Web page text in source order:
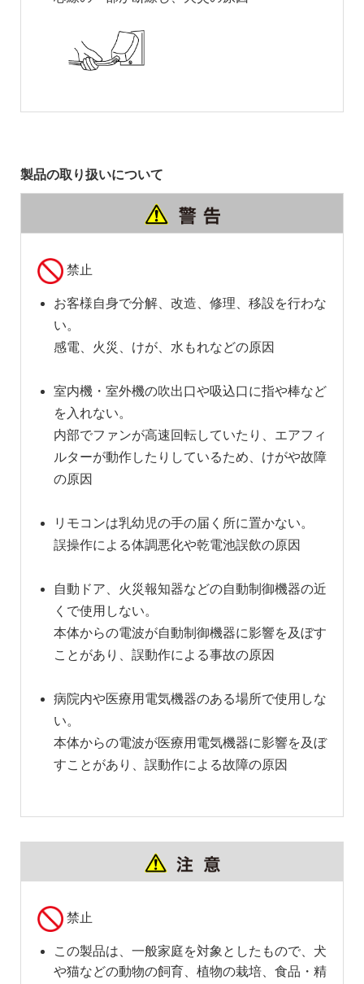
製品の取り扱いについて
禁止
お客様自身で分解、改造、修理、移設を行わな
い。
感電、火災、けが、水もれなどの原因
室内機・室外機の吹出口や吸込口に指や棒など
を入れない。
内部でファンが高速回転していたり、エアフィ
ルターが動作したりしているため、けがや故障
の原因
リモコンは乳幼児の手の届く所に置かない。
誤操作による体調悪化や乾電池誤飲の原因
自動ドア、火災報知器などの自動制御機器の近
くで使用しない。
本体からの電波が自動制御機器に影響を及ぼす
ことがあり、誤動作による事故の原因
病院内や医療用電気機器のある場所で使用しな
い。
本体からの電波が医療用電気機器に影響を及ぼ
すことがあり、誤動作による故障の原因
禁止
この製品は、一般家庭を対象としたもので、犬
や猫などの動物の飼育、植物の栽培、食品・精